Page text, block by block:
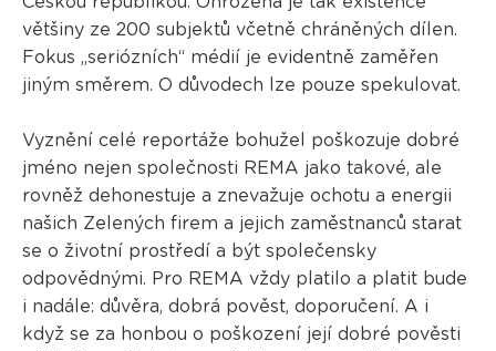
většiny ze 200 subjektů včetně chráněných dílen.
Fokus „seriózních“ médií je evidentně zaměřen
jiným směrem. O důvodech lze pouze spekulovat.
Vyznění celé reportáže bohužel poškozuje dobré
jméno nejen společnosti REMA jako takové, ale
rovněž dehonestuje a znevažuje ochotu a energii
našich Zelených firem a jejich zaměstnanců starat
se o životní prostředí a být společensky
odpovědnými. Pro REMA vždy platilo a platit bude
i nadále: důvěra, dobrá pověst, doporučení. A i
když se za honbou o poškození její dobré pověsti